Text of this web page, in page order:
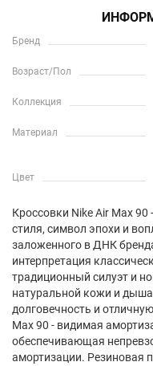
Бренд
Возраст/Пол
Коллекция
Материал
Цвет
Кроссовки Nike Air Max 90
стиля, символ эпохи и
заложенного в ДНК
интерпретация
традиционный силуэт и
натуральной кожи и
долговечность и
Max 90 - видимая
обеспечивающая
амортизации. Резиновая